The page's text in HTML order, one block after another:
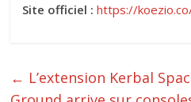
Site officiel : https://
← L’extension Kerbal